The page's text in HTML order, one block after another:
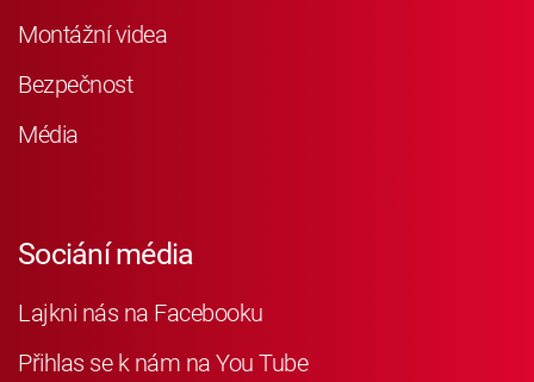
Montážní videa
Bezpečnost
Média
Sociání média
Lajkni nás na Facebooku
Přihlas se k nám na You Tube